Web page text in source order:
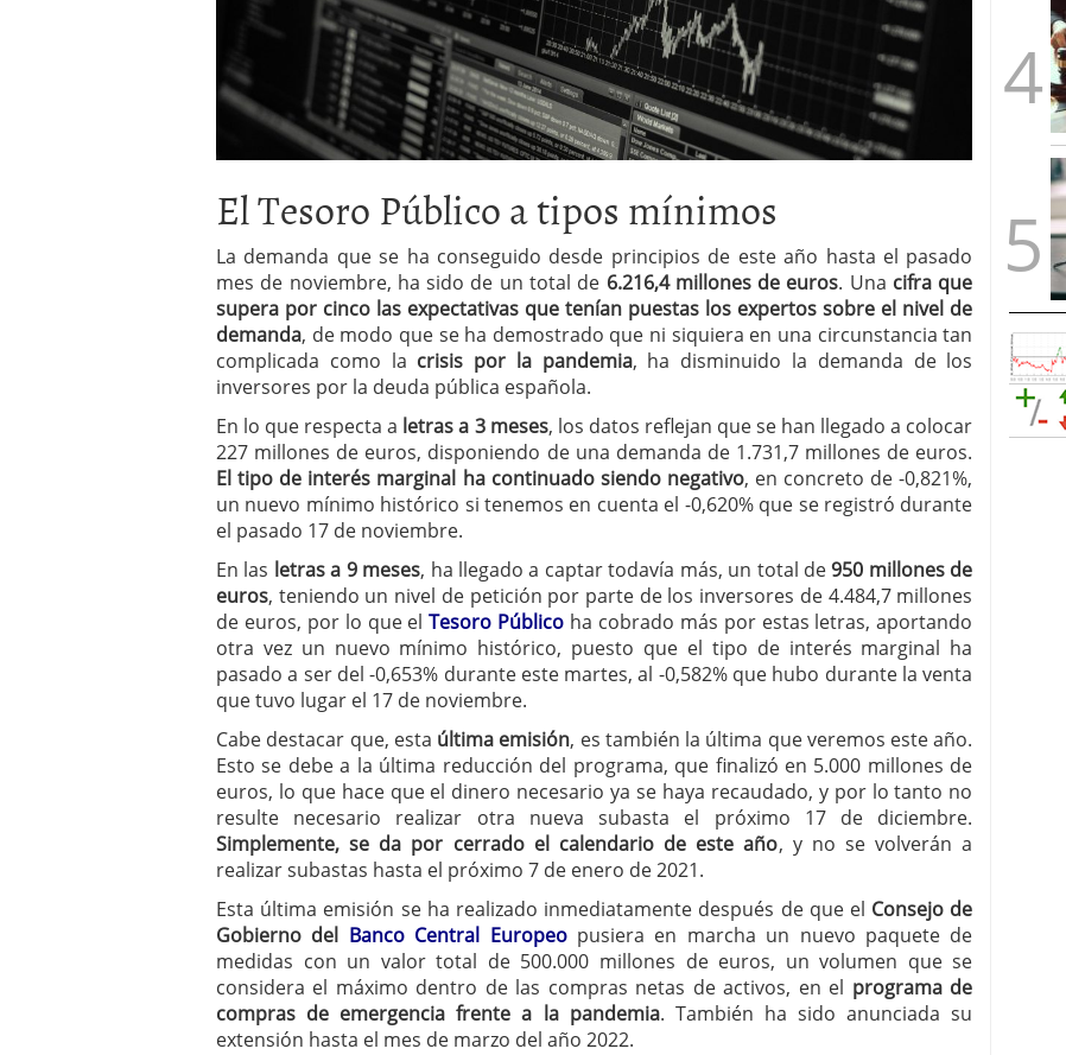
El Tesoro Público a tipos mínimos
La demanda que se ha conseguido desde principios de este año hasta el pasado
mes de noviembre, ha sido de un total de 6.216,4 millones de euros. Una cifra que
supera por cinco las expectativas que tenían puestas los expertos sobre el nivel de
demanda, de modo que se ha demostrado que ni siquiera en una circunstancia tan
complicada como la crisis por la pandemia, ha disminuido la demanda de los
inversores por la deuda pública española.
En lo que respecta a letras a 3 meses, los datos reflejan que se han llegado a colocar
227 millones de euros, disponiendo de una demanda de 1.731,7 millones de euros.
El tipo de interés marginal ha continuado siendo negativo, en concreto de -0,821%,
un nuevo mínimo histórico si tenemos en cuenta el -0,620% que se registró durante
el pasado 17 de noviembre.
En las letras a 9 meses, ha llegado a captar todavía más, un total de950 millones de
euros, teniendo un nivel de petición por parte de los inversores de 4.484,7 millones
de euros, por lo que elTesoro Público ha cobrado más por estas letras, aportando
otra vez un nuevo mínimo histórico, puesto que el tipo de interés marginal ha
pasado a ser del -0,653% durante este martes, al -0,582% que hubo durante la venta
que tuvo lugar el 17 de noviembre.
Cabe destacar que, esta última emisión, es también la última que veremos este año.
Esto se debe a la última reducción del programa, que finalizó en 5.000 millones de
euros, lo que hace que el dinero necesario ya se haya recaudado, y por lo tanto no
resulte necesario realizar otra nueva subasta el próximo 17 de diciembre.
Simplemente, se da por cerrado el calendario de este año, y no se volverán a
realizar subastas hasta el próximo 7 de enero de 2021.
Esta última emisión se ha realizado inmediatamente después de que el Consejo de
Gobierno del Banco Central Europeopusiera en marcha un nuevo paquete de
medidas con un valor total de 500.000 millones de euros, un volumen que se
considera el máximo dentro de las compras netas de activos, en el programa de
compras de emergencia frente a la pandemia. También ha sido anunciada su
extensión hasta el mes de marzo del año 2022.